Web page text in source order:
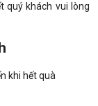
quý khách vui lòng
khi hết quà